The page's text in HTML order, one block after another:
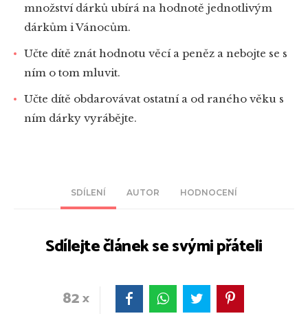
SDÍLENÍ AUTOR HODNOCENÍ
Sdílejte článek se svými přáteli
82
množství dárků ubírá na hodnotě jednotlivým
dárkům i Vánocům.
Učte dítě znát hodnotu věcí a peněz a nebojte se s
ním o tom mluvit.
Učte dítě obdarovávat ostatní a od raného věku s
ním dárky vyrábějte.